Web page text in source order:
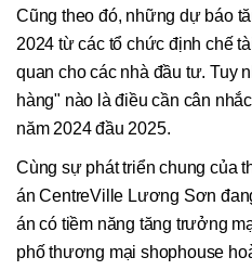
Cũng theo đó, những dự báo
2024 từ các tổ chức định chế
quan cho các nhà đầu tư. Tuy
hàng" nào là điều cần cân
năm 2024 đầu 2025.
Cùng sự phát triển chung của
án CentreVille Lương Sơn
án có tiềm năng tăng trưởng
phố thương mại shophouse